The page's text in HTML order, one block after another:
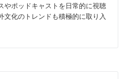
やポッドキャストを日常的に視聴
文化のトレンドも積極的に取り入